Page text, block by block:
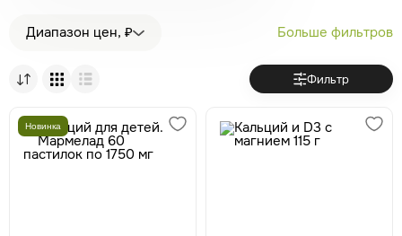
Диапазон цен, ₽ Больше фильтров
Фильтр
Новинка